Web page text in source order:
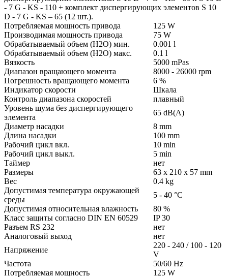
- 7 G - KS - 110 + комплект диспергирующих элементов S 10
D - 7 G - KS – 65 (12 шт.).
Потребляемая мощность привода
125 W
Производимая мощность привода
75 W
Обрабатываемый объем (H2O) мин.
0.001 l
Обрабатываемый объем (H2O) макс.
0.1 l
Вязкость
5000 mPas
Диапазон вращающего момента
8000 - 26000 rpm
Погрешность вращающего момента
6 %
Индикатор скорости
Шкала
Контроль диапазона скоростей
плавный
Уровень шума без диспергирующего
элемента
65 dB(A)
Диаметр насадки
8 mm
Длина насадки
100 mm
Рабочий цикл вкл.
10 min
Рабочий цикл выкл.
5 min
Таймер
нет
Размеры
63 x 210 x 57 mm
Вес
0.4 kg
Допустимая температура окружающей
среды
5 - 40 °C
Допустимая относительная влажность
80 %
Класс защиты согласно DIN EN 60529
IP 30
Разъем RS 232
нет
Аналоговый выход
нет
Напряжение
220 - 240 / 100 - 120
V
Частота
50/60 Hz
Потребляемая мощность
125 W